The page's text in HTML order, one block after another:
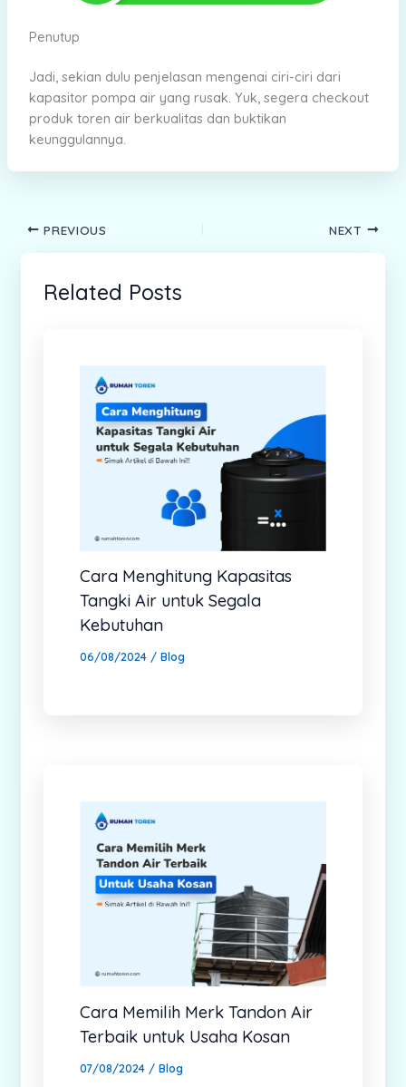
Penutup
Jadi, sekian dulu penjelasan mengenai ciri-ciri dari
kapasitor pompa air yang rusak. Yuk, segera checkout
produk toren air berkualitas dan buktikan
keunggulannya.
PREVIOUS NEXT
Related Posts
Cara Menghitung Kapasitas
Tangki Air untuk Segala
Kebutuhan
06/08/2024 / Blog
Cara Memilih Merk Tandon Air
Terbaik untuk Usaha Kosan
07/08/2024 / Blog